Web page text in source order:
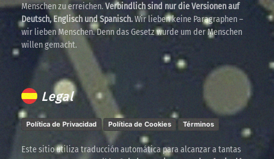
Menschen zu erreichen.Verbindlich sind nur die Versionen auf
Deutsch, Englisch und Spanisch.Wir lieben keine Paragraphen –
wir lieben Menschen. Denn das Gesetz wurde um der Menschen
willen gemacht.
Legal
Política de Privacidad Política de Cookies Términos
Este sitio utiliza traducción automática para alcanzar a tantas